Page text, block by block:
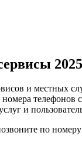
2025
и местных
и
по